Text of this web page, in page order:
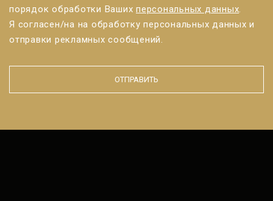
порядок обработки Ваших персональных данных.
Я согласен/нa на обработку персональных данных и
отправки рекламных сообщений.
ОТПРАВИТЬ
быть